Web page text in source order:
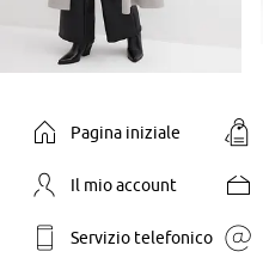
Pagina iniziale
Il mio account
Servizio telefonico